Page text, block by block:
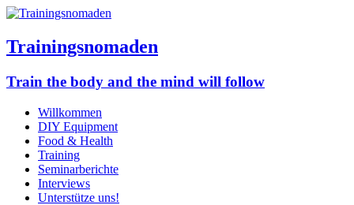
Trainingsnomaden
Train the body and the mind will follow
Willkommen
DIY Equipment
Food & Health
Training
Seminarberichte
Interviews
Unterstütze uns!